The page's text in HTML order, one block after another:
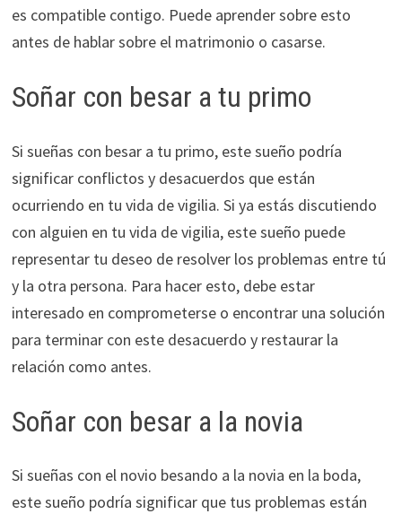
es compatible contigo. Puede aprender sobre esto
antes de hablar sobre el matrimonio o casarse.
Soñar con besar a tu primo
Si sueñas con besar a tu primo, este sueño podría
significar conflictos y desacuerdos que están
ocurriendo en tu vida de vigilia. Si ya estás discutiendo
con alguien en tu vida de vigilia, este sueño puede
representar tu deseo de resolver los problemas entre tú
y la otra persona. Para hacer esto, debe estar
interesado en comprometerse o encontrar una solución
para terminar con este desacuerdo y restaurar la
relación como antes.
Soñar con besar a la novia
Si sueñas con el novio besando a la novia en la boda,
este sueño podría significar que tus problemas están